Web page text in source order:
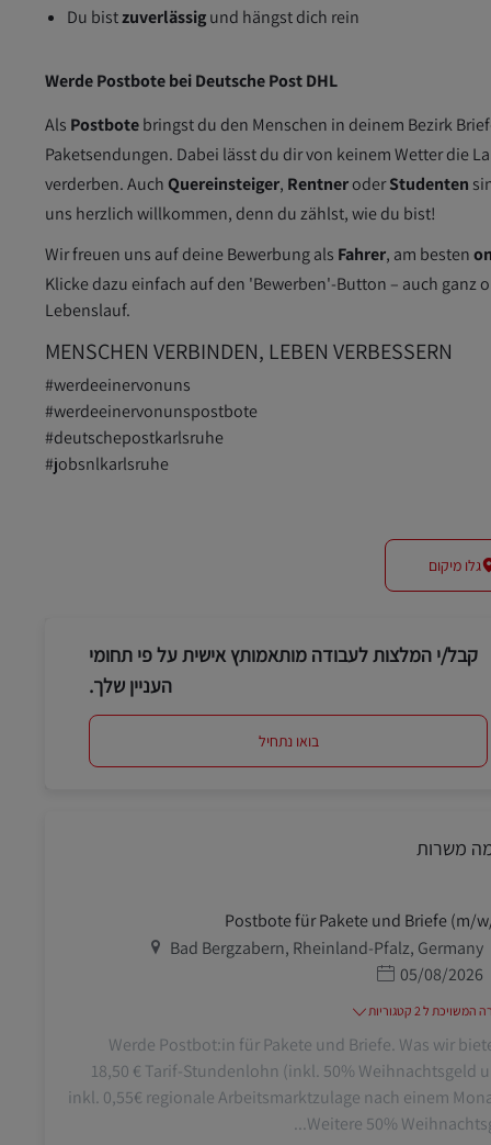
Du bistzuverlässigund hängst dich rein
Werde Postbote bei Deutsche Post DHL
Als Postbotebringst du den Menschen in deinem Bezirk
Paketsendungen. Dabei lässt du dir von keinem Wetter die
verderben. AuchQuereinsteiger, RentneroderStudenten
uns herzlich willkommen, denn du zählst, wie du bist!
Wir freuen uns auf deine Bewerbung als Fahrer, am besten
Klicke dazu einfach auf den 'Bewerben'-Button – auch ganz
Lebenslauf.
MENSCHEN VERBINDEN, LEBEN VERBESSERN
#werdeeinervonuns
#werdeeinervonunspostbote
#deutschepostkarlsruhe
#jobsnlkarlsruhe
גלו מיקום
קבל/י המלצות לעבודה מותאמותץ אישית על פי תחומי
העניין שלך.
בואו נתחיל
משרות
Postbote für Pakete und Briefe (m/
מיקום
Bad Bergzabern, Rheinland-Pfalz, Germany
תאריך פרסום
05/08/2026
ל 2 קטגוריות
Werde Postbot:in für Pakete und Briefe. Was wir
18,50 € Tarif-Stundenlohn (inkl. 50% Weihnachtsgeld
inkl. 0,55€ regionale Arbeitsmarktzulage nach einem
Weitere 50%